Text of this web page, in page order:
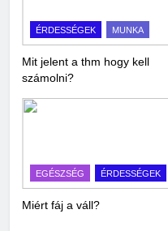
ÉRDESSÉGEK MUNKA
Mit jelent a thm hogy kell
számolni?
EGÉSZSÉG ÉRDESSÉGEK
Miért fáj a váll?